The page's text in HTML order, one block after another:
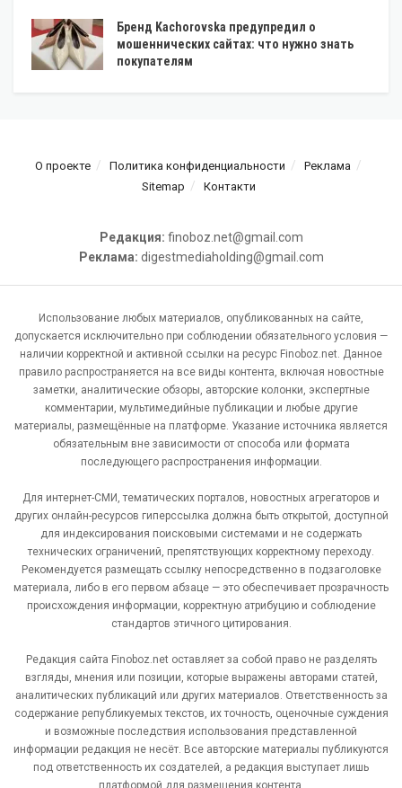
Бренд Kachorovska предупредил о
мошеннических сайтах: что нужно знать
покупателям
О проекте Политика конфиденциальности
Реклама
Sitemap
Контакти
Редакция: finoboz.net@gmail.com
Реклама: digestmediaholding@gmail.com
Использование любых материалов, опубликованных на сайте,
допускается исключительно при соблюдении обязательного условия —
наличии корректной и активной ссылки на ресурс Finoboz.net. Данное
правило распространяется на все виды контента, включая новостные
заметки, аналитические обзоры, авторские колонки, экспертные
комментарии, мультимедийные публикации и любые другие
материалы, размещённые на платформе. Указание источника является
обязательным вне зависимости от способа или формата
последующего распространения информации.
Для интернет-СМИ, тематических порталов, новостных агрегаторов и
других онлайн-ресурсов гиперссылка должна быть открытой, доступной
для индексирования поисковыми системами и не содержать
технических ограничений, препятствующих корректному переходу.
Рекомендуется размещать ссылку непосредственно в подзаголовке
материала, либо в его первом абзаце — это обеспечивает прозрачность
происхождения информации, корректную атрибуцию и соблюдение
стандартов этичного цитирования.
Редакция сайта Finoboz.net оставляет за собой право не разделять
взгляды, мнения или позиции, которые выражены авторами статей,
аналитических публикаций или других материалов. Ответственность за
содержание републикуемых текстов, их точность, оценочные суждения
и возможные последствия использования представленной
информации редакция не несёт. Все авторские материалы публикуются
под ответственность их создателей, а редакция выступает лишь
платформой для размещения контента.